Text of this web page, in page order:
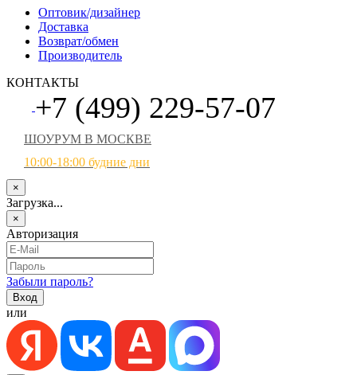
Оптовик/дизайнер
Доставка
Возврат/обмен
Производитель
КОНТАКТЫ
+7 (499) 229-57-07
ШОУРУМ В МОСКВЕ
10:00-18:00 будние дни
×
Загрузка...
×
Авторизация
Забыли пароль?
или